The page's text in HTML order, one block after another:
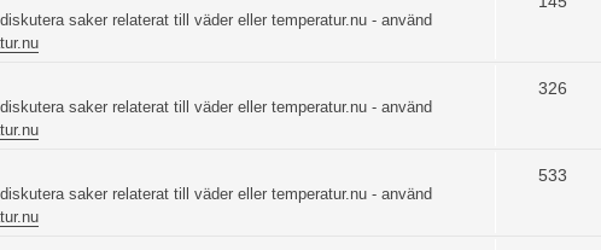
saker relaterat till väder eller temperatur.nu - använd
saker relaterat till väder eller temperatur.nu - använd
326
saker relaterat till väder eller temperatur.nu - använd
533